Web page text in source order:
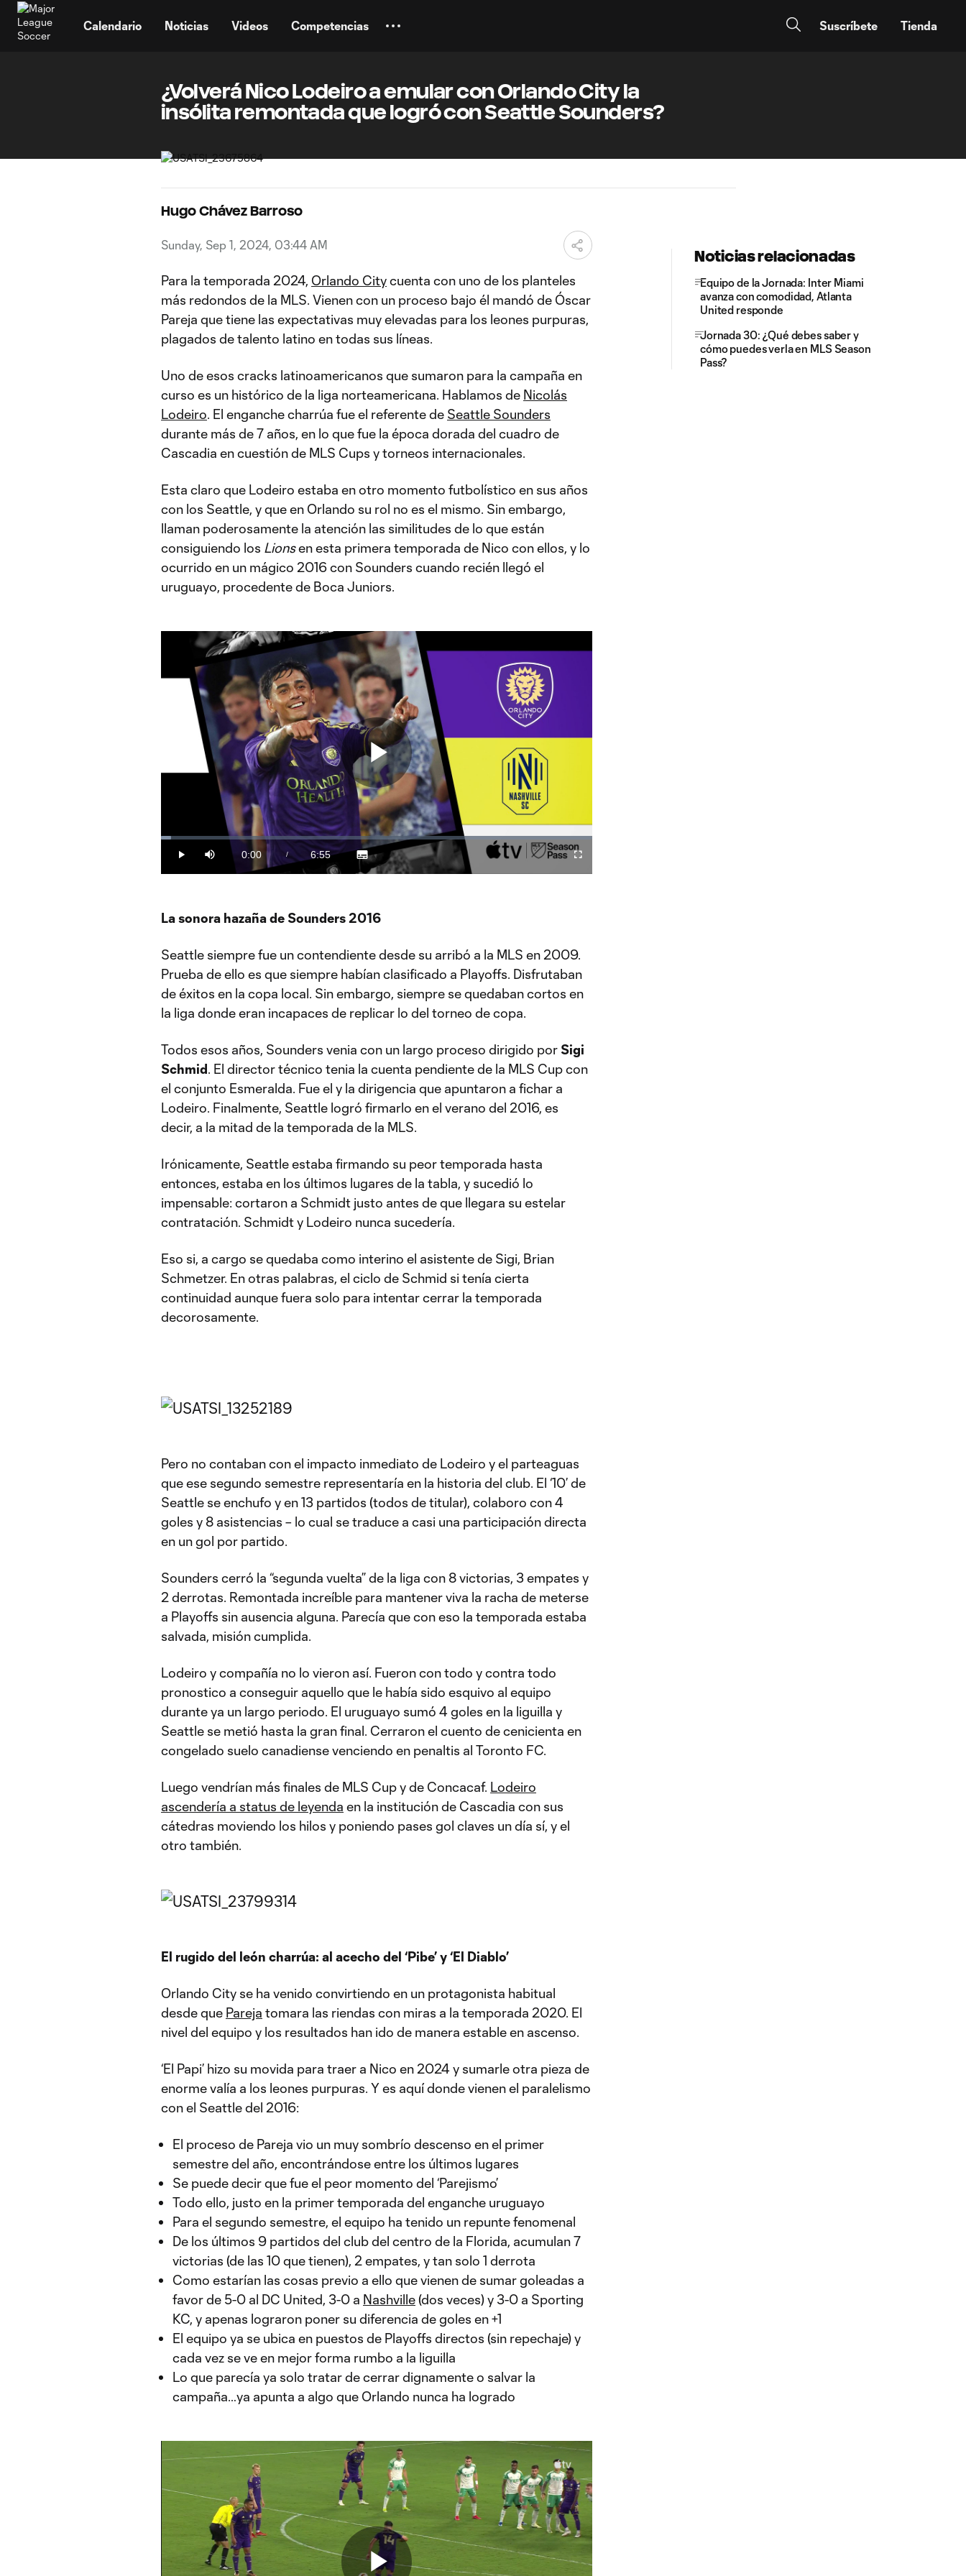
Calendario Noticias Videos Competencias Suscríbete Tienda
¿Volverá Nico Lodeiro a emular con Orlando City la
insólita remontada que logró con Seattle Sounders?
Hugo Chávez Barroso
Sunday, Sep 1, 2024, 03:44 AM
Para la temporada 2024, Orlando Citycuenta con uno de los planteles
más redondos de la MLS. Vienen con un proceso bajo él mandó de Óscar
Pareja que tiene las expectativas muy elevadas para los leones purpuras,
plagados de talento latino en todas sus líneas.
Uno de esos cracks latinoamericanos que sumaron para la campaña en
curso es un histórico de la liga norteamericana. Hablamos de Nicolás
Lodeiro. El enganche charrúa fue el referente de Seattle Sounders
durante más de 7 años, en lo que fue la época dorada del cuadro de
Cascadia en cuestión de MLS Cups y torneos internacionales.
Esta claro que Lodeiro estaba en otro momento futbolístico en sus años
con los Seattle, y que en Orlando su rol no es el mismo. Sin embargo,
llaman poderosamente la atención las similitudes de lo que están
consiguiendo los Lionsen esta primera temporada de Nico con ellos, y lo
ocurrido en un mágico 2016 con Sounders cuando recién llegó el
uruguayo, procedente de Boca Juniors.
Play
Video
Play Mute
Current
Time
0:00 /
Duration
6:55
Loaded:
Subtitles
Fullscreen
Difundir
La sonora hazaña de Sounders 2016
Seattle siempre fue un contendiente desde su arribó a la MLS en 2009.
Prueba de ello es que siempre habían clasificado a Playoffs. Disfrutaban
de éxitos en la copa local. Sin embargo, siempre se quedaban cortos en
la liga donde eran incapaces de replicar lo del torneo de copa.
Todos esos años, Sounders venia con un largo proceso dirigido por Sigi
Schmid. El director técnico tenia la cuenta pendiente de la MLS Cup con
el conjunto Esmeralda. Fue el y la dirigencia que apuntaron a fichar a
Lodeiro. Finalmente, Seattle logró firmarlo en el verano del 2016, es
decir, a la mitad de la temporada de la MLS.
Irónicamente, Seattle estaba firmando su peor temporada hasta
entonces, estaba en los últimos lugares de la tabla, y sucedió lo
impensable: cortaron a Schmidt justo antes de que llegara su estelar
contratación. Schmidt y Lodeiro nunca sucedería.
Eso si, a cargo se quedaba como interino el asistente de Sigi, Brian
Schmetzer. En otras palabras, el ciclo de Schmid si tenía cierta
continuidad aunque fuera solo para intentar cerrar la temporada
decorosamente.
Pero no contaban con el impacto inmediato de Lodeiro y el parteaguas
que ese segundo semestre representaría en la historia del club. El ‘10’ de
Seattle se enchufo y en 13 partidos (todos de titular), colaboro con 4
goles y 8 asistencias – lo cual se traduce a casi una participación directa
en un gol por partido.
Sounders cerró la “segunda vuelta” de la liga con 8 victorias, 3 empates y
2 derrotas. Remontada increíble para mantener viva la racha de meterse
a Playoffs sin ausencia alguna. Parecía que con eso la temporada estaba
salvada, misión cumplida.
Lodeiro y compañía no lo vieron así. Fueron con todo y contra todo
pronostico a conseguir aquello que le había sido esquivo al equipo
durante ya un largo periodo. El uruguayo sumó 4 goles en la liguilla y
Seattle se metió hasta la gran final. Cerraron el cuento de cenicienta en
congelado suelo canadiense venciendo en penaltis al Toronto FC.
Luego vendrían más finales de MLS Cup y de Concacaf. Lodeiro
ascendería a status de leyenda en la institución de Cascadia con sus
cátedras moviendo los hilos y poniendo pases gol claves un día sí, y el
otro también.
El rugido del león charrúa: al acecho del ‘Pibe’ y ‘El Diablo’
Orlando City se ha venido convirtiendo en un protagonista habitual
desde que Pareja tomara las riendas con miras a la temporada 2020. El
nivel del equipo y los resultados han ido de manera estable en ascenso.
‘El Papi’ hizo su movida para traer a Nico en 2024 y sumarle otra pieza de
enorme valía a los leones purpuras. Y es aquí donde vienen el paralelismo
con el Seattle del 2016:
El proceso de Pareja vio un muy sombrío descenso en el primer
semestre del año, encontrándose entre los últimos lugares
Se puede decir que fue el peor momento del ‘Parejismo’
Todo ello, justo en la primer temporada del enganche uruguayo
Para el segundo semestre, el equipo ha tenido un repunte fenomenal
De los últimos 9 partidos del club del centro de la Florida, acumulan 7
victorias (de las 10 que tienen), 2 empates, y tan solo 1 derrota
Como estarían las cosas previo a ello que vienen de sumar goleadas a
favor de 5-0 al DC United, 3-0 a Nashville(dos veces) y 3-0 a Sporting
KC, y apenas lograron poner su diferencia de goles en +1
El equipo ya se ubica en puestos de Playoffs directos (sin repechaje) y
cada vez se ve en mejor forma rumbo a la liguilla
Lo que parecía ya solo tratar de cerrar dignamente o salvar la
campaña…ya apunta a algo que Orlando nunca ha logrado
Noticias relacionadas
Equipo de la Jornada: Inter Miami
avanza con comodidad, Atlanta
United responde
Jornada 30: ¿Qué debes saber y
cómo puedes verla en MLS Season
Pass?